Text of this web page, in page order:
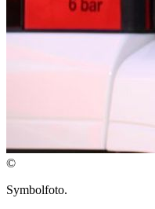
©
Symbolfoto.